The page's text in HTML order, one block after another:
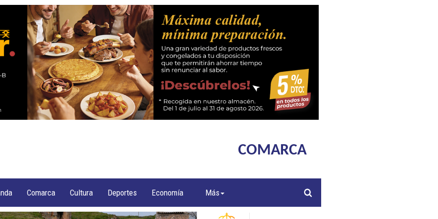
COMARCA
Comarca Cultura Deportes Economía Más